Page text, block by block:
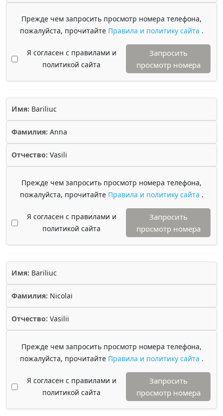
Прежде чем запросить просмотр номера телефона,
пожалуйста, прочитайте Правила и политику сайта .
Я согласен с правилами и
политикой сайта
Запросить
просмотр номера
Имя: Bariliuc
Фамилия: Anna
Отчество: Vasili
Прежде чем запросить просмотр номера телефона,
пожалуйста, прочитайте Правила и политику сайта .
Я согласен с правилами и
политикой сайта
Запросить
просмотр номера
Имя: Bariliuc
Фамилия: Nicolai
Отчество: Vasilii
Прежде чем запросить просмотр номера телефона,
пожалуйста, прочитайте Правила и политику сайта .
Я согласен с правилами и
политикой сайта
Запросить
просмотр номера